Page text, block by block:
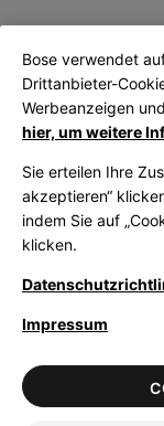
Legal
Bose verwendet
Drittanbieter-
Werbeanzeigen
hier, um weitere
Sie erteilen Ihre
akzeptieren“
indem Sie auf
klicken.
Impressum